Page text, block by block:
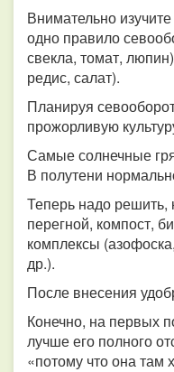
Внимательно
одно правило
свекла, томат,
редис, салат).
Планируя
прожорливую
Самые солнечные
В полутени
Теперь надо решить,
перегной, компост,
комплексы
др.).
После внесения
Конечно, на первых
лучше его полного
«потому что она там